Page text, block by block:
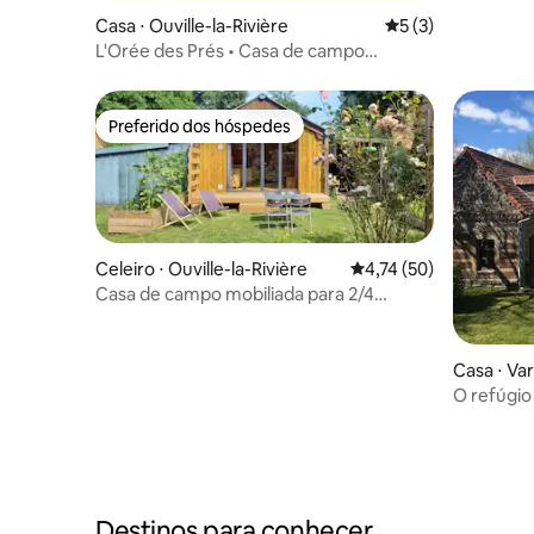
Casa ⋅ Ouville-la-Rivière 5 de uma
5 (3)
L'Orée des Prés • Casa de campo
Preferido dos hóspedes
Preferido dos hóspedes
Celeiro ⋅ Ouville-la-Rivière 4,74 de uma
4,74 (50)
Casa de campo mobiliada para 2/4
Casa ⋅
O refúgio de